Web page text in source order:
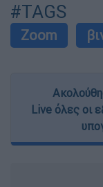
#TAGS
Zoom
Live όλες οι